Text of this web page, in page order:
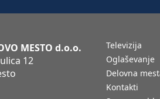
MESTO d.o.o.
12
Televizija
Oglaševanje
Delovna
Kontakti